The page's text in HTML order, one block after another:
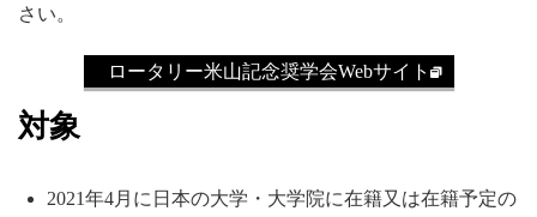
さい。
ロータリー米山記念奨学会Webサイト
対象
2021年4月に日本の大学・大学院に在籍又は在籍予定の